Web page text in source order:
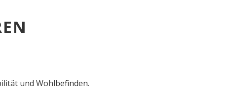
und Wohlbefinden.